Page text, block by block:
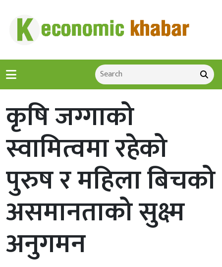
कृषि जग्गाको
स्वामित्वमा रहेको
पुरुष र महिला बिचको
असमानताको सुक्ष्म
अनुगमन